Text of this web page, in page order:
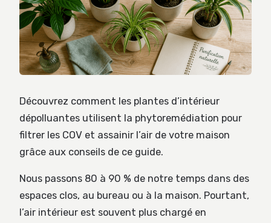
Découvrez comment les plantes d’intérieur
dépolluantes utilisent la phytoremédiation pour
filtrer les COV et assainir l’air de votre maison
grâce aux conseils de ce guide.
Nous passons 80 à 90 % de notre temps dans des
espaces clos, au bureau ou à la maison. Pourtant,
l’air intérieur est souvent plus chargé en